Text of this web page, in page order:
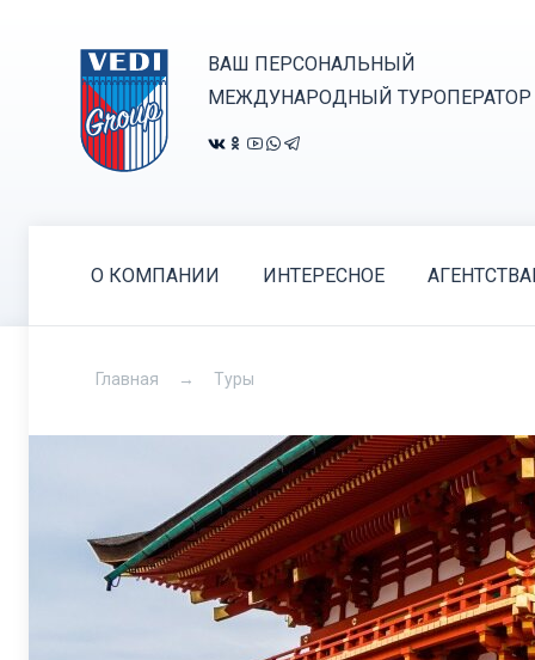
ВАШ ПЕРСОНАЛЬНЫЙ
МЕЖДУНАРОДНЫЙ ТУРОПЕРАТОР
О КОМПАНИИ ИНТЕРЕСНОЕ
Главная Туры